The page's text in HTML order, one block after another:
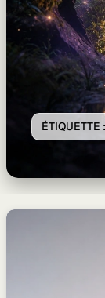
ÉTIQUETTE :